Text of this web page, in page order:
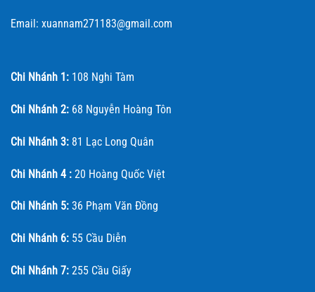
Email: xuannam271183@gmail.com
Chi Nhánh 1: 108 Nghi Tàm
Chi Nhánh 2: 68 Nguyễn Hoàng Tôn
Chi Nhánh 3: 81 Lạc Long Quân
Chi Nhánh 4 : 20 Hoàng Quốc Việt
Chi Nhánh 5: 36 Phạm Văn Đồng
Chi Nhánh 6: 55 Cầu Diễn
Chi Nhánh 7: 255 Cầu Giấy